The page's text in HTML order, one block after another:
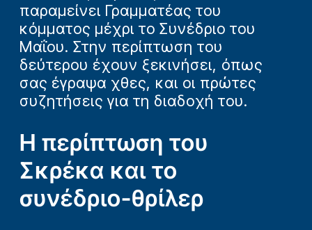
παραμείνει Γραμματέας του
κόμματος μέχρι το Συνέδριο του
Μαΐου. Στην περίπτωση του
δεύτερου έχουν ξεκινήσει, όπως
σας έγραψα χθες, και οι πρώτες
συζητήσεις για τη διαδοχή του.
Η περίπτωση του
Σκρέκα και το
συνέδριο-θρίλερ